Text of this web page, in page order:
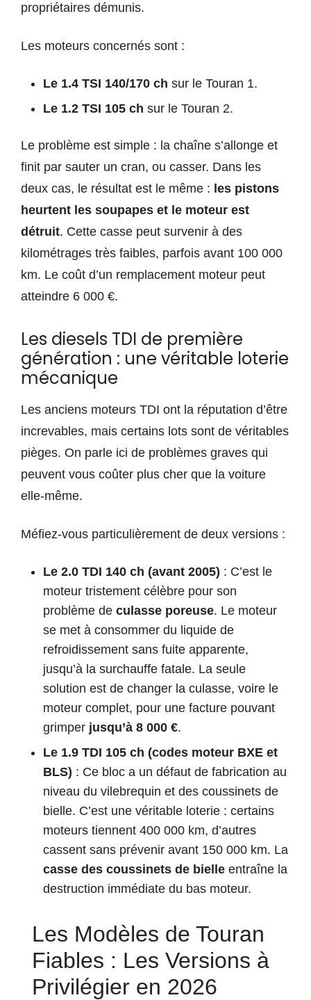
propriétaires démunis.
Les moteurs concernés sont :
Le 1.4 TSI 140/170 ch sur le Touran 1.
Le 1.2 TSI 105 ch sur le Touran 2.
Le problème est simple : la chaîne s’allonge et
finit par sauter un cran, ou casser. Dans les
deux cas, le résultat est le même : les pistons
heurtent les soupapes et le moteur est
détruit. Cette casse peut survenir à des
kilométrages très faibles, parfois avant 100 000
km. Le coût d’un remplacement moteur peut
atteindre 6 000 €.
Les diesels TDI de première
génération : une véritable loterie
mécanique
Les anciens moteurs TDI ont la réputation d’être
increvables, mais certains lots sont de véritables
pièges. On parle ici de problèmes graves qui
peuvent vous coûter plus cher que la voiture
elle-même.
Méfiez-vous particulièrement de deux versions :
Le 2.0 TDI 140 ch (avant 2005) : C’est le
moteur tristement célèbre pour son
problème de culasse poreuse. Le moteur
se met à consommer du liquide de
refroidissement sans fuite apparente,
jusqu’à la surchauffe fatale. La seule
solution est de changer la culasse, voire le
moteur complet, pour une facture pouvant
grimper jusqu’à 8 000 €.
Le 1.9 TDI 105 ch (codes moteur BXE et
BLS) : Ce bloc a un défaut de fabrication au
niveau du vilebrequin et des coussinets de
bielle. C’est une véritable loterie : certains
moteurs tiennent 400 000 km, d’autres
cassent sans prévenir avant 150 000 km. La
casse des coussinets de bielle entraîne la
destruction immédiate du bas moteur.
Les Modèles de Touran
Fiables : Les Versions à
Privilégier en 2026